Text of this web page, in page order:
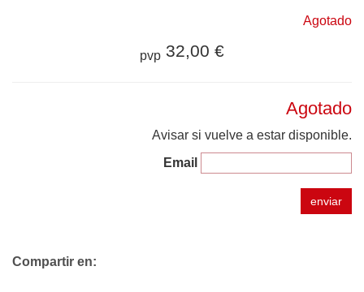
Agotado
pvp 32,00 €
Agotado
Avisar si vuelve a estar disponible.
Email
enviar
Compartir en: